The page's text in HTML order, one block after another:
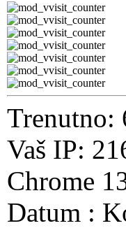
Trenutno:
Vaš IP:
Chrome
Datum :